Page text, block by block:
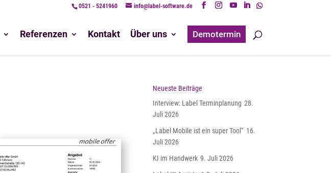
0521 - 5241960 info@label-software.de
Referenzen Kontakt Über uns Demotermin
Neueste Beiträge
Interview: Label Terminplanung 28.
Juli 2026
„Label Mobile ist ein super Tool“ 16.
Juli 2026
KI im Handwerk 9. Juli 2026